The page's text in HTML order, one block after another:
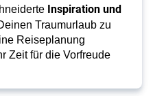
Inspiration und
Traumurlaub zu
Reiseplanung
Zeit für die Vorfreude